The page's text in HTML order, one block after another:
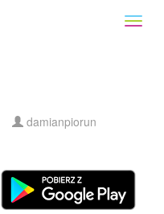
damianpiorun